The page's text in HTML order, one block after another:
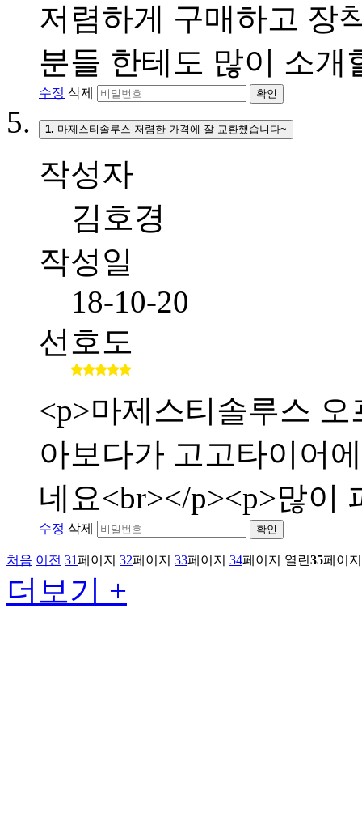
저렴하게 구매하고 장
분들 한테도 많이 소개
수정 삭제 확인
1. 마제스티솔루스 저렴한 가격에 잘 교환했습니다~
작성자
김호경
작성일
18-10-20
선호도
<p>마제스티솔루스
아보다가 고고타이어
네요<br></p><p>많이
수정 삭제 확인
처음 이전 31페이지 32페이지 33페이지 34페이지 열린35페이지
더보기 +